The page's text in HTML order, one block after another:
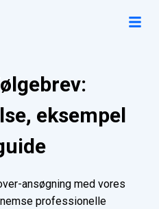
eksempel
ansøgning med vores
professionelle